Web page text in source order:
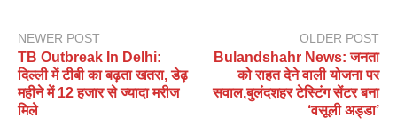
NEWER POST
TB Outbreak In Delhi:
दिल्ली में टीबी का बढ़ता खतरा, डेढ़
महीने में 12 हजार से ज्यादा मरीज
मिले
OLDER POST
Bulandshahr News: जनता
को राहत देने वाली योजना पर
सवाल,बुलंदशहर टेस्टिंग सेंटर बना
‘वसूली अड्डा’